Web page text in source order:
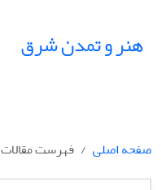
هنر و تمدن شرق
صفحه اصلی
فهرست مقالات